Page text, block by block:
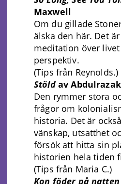
Maxwell
Om du gillade
älska den här. Det
meditation över
perspektiv.
(Tips från Reynolds.)
Stöldav
Den rymmer stora
frågor om
historia. Det är
vänskap, utsatthet
försök att hitta sin
historien hela tiden
(Tips från Maria C.)
Kon föder på natten